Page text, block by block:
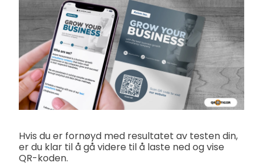
Hvis du er fornøyd med resultatet av testen din,
er du klar til å gå videre til å laste ned og vise
QR-koden.